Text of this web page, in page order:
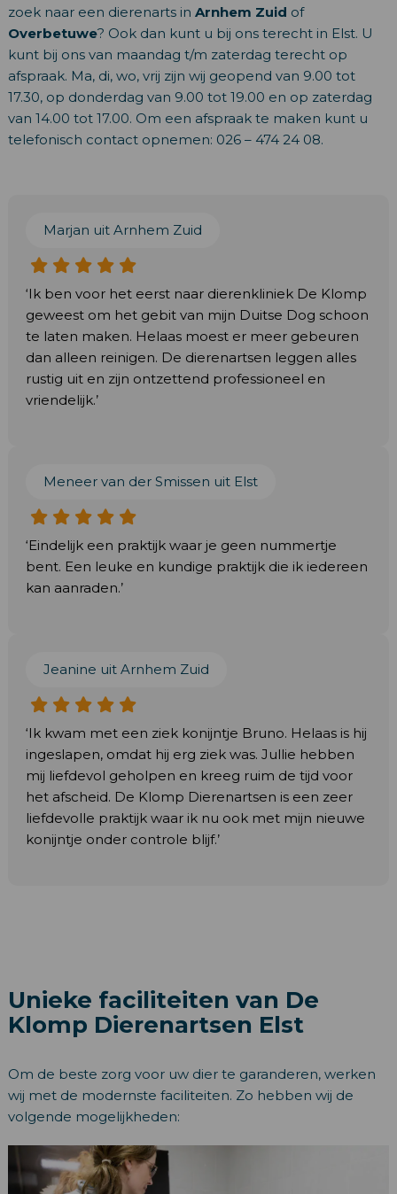
Marjan uit Arnhem Zuid
‘Ik ben voor het eerst naar dierenkliniek De Klomp
geweest om het gebit van mijn Duitse Dog schoon
te laten maken. Helaas moest er meer gebeuren
dan alleen reinigen. De dierenartsen leggen alles
rustig uit en zijn ontzettend professioneel en
vriendelijk.’
Meneer van der Smissen uit Elst
‘Eindelijk een praktijk waar je geen nummertje
bent. Een leuke en kundige praktijk die ik iedereen
kan aanraden.’
Jeanine uit Arnhem Zuid
‘Ik kwam met een ziek konijntje Bruno. Helaas is hij
ingeslapen, omdat hij erg ziek was. Jullie hebben
mij liefdevol geholpen en kreeg ruim de tijd voor
het afscheid. De Klomp Dierenartsen is een zeer
liefdevolle praktijk waar ik nu ook met mijn nieuwe
konijntje onder controle blijf.’
zoek naar een dierenarts in Arnhem Zuid of
Overbetuwe? Ook dan kunt u bij ons terecht in Elst. U
kunt bij ons van maandag t/m zaterdag terecht op
afspraak. Ma, di, wo, vrij zijn wij geopend van 9.00 tot
17.30, op donderdag van 9.00 tot 19.00 en op zaterdag
van 14.00 tot 17.00. Om een afspraak te maken kunt u
telefonisch contact opnemen: 026 – 474 24 08.
Unieke faciliteiten van De
Klomp Dierenartsen Elst
Om de beste zorg voor uw dier te garanderen, werken
wij met de modernste faciliteiten. Zo hebben wij de
volgende mogelijkheden: